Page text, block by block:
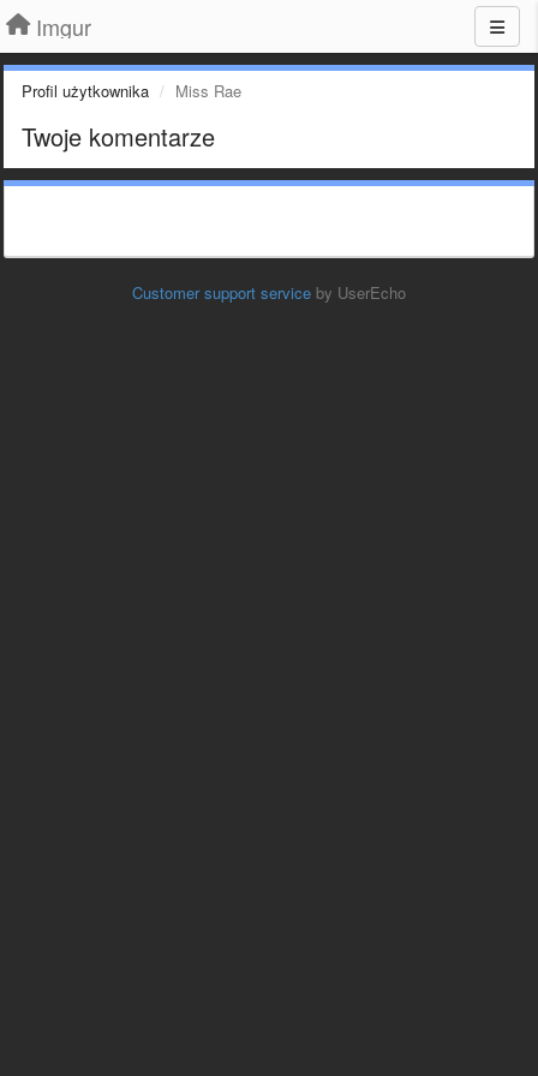
Imgur
Profil użytkownika Miss Rae
Twoje komentarze
Customer support service by UserEcho